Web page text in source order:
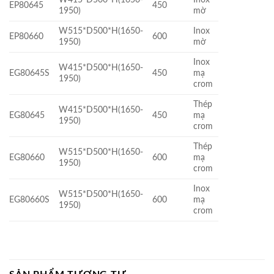
EP80645
1950)
450
mờ
EP80660
W515*D500*H(1650-
1950)
600
Inox
mờ
EG80645S
W415*D500*H(1650-
1950)
450
Inox
mạ
crom
EG80645
W415*D500*H(1650-
1950)
450
Thép
mạ
crom
EG80660
W515*D500*H(1650-
1950)
600
Thép
mạ
crom
EG80660S
W515*D500*H(1650-
1950)
600
Inox
mạ
crom